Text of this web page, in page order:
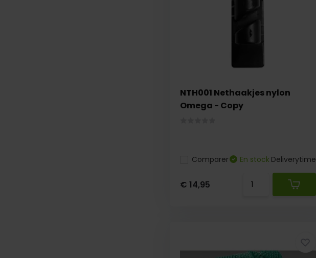
NTH001 Nethaakjes nylon
Omega - Copy
Comparer En stock Deliverytime
€ 14,95